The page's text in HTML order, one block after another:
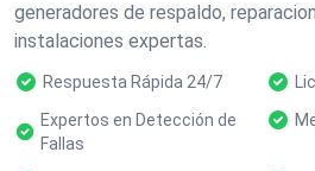
generadores de respaldo,
instalaciones expertas.
Respuesta Rápida 24/7
Expertos en Detección de
Fallas